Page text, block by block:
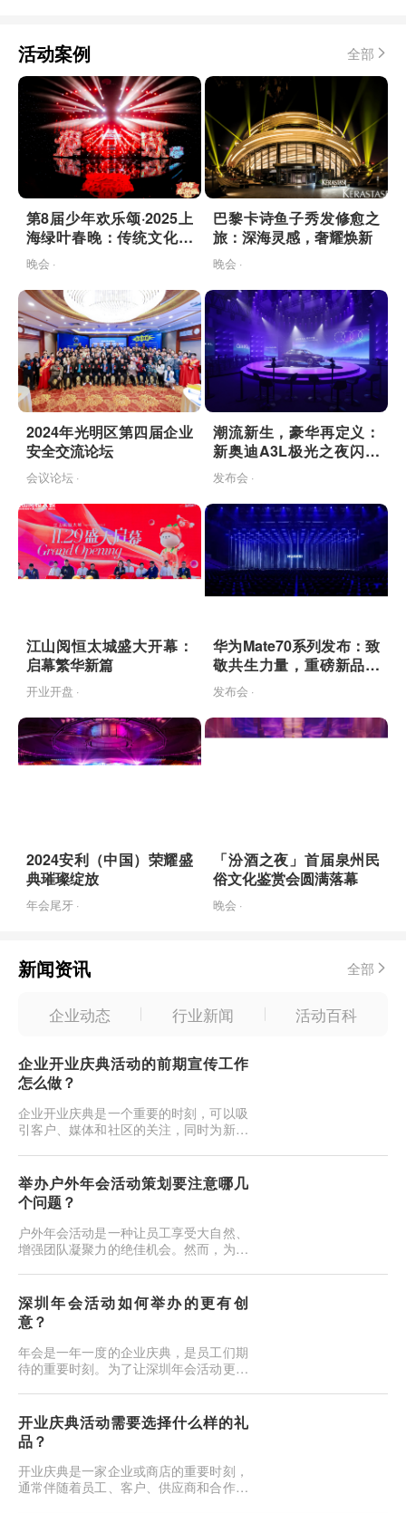
活动案例 全部
第8届少年欢乐颂·2025上
海绿叶春晚：传统文化与
AI科技的
晚会 ·
巴黎卡诗鱼子秀发修愈之
旅：深海灵感，奢耀焕新
晚会 ·
2024年光明区第四届企业
安全交流论坛
会议论坛 ·
潮流新生，豪华再定义：
新奥迪A3L极光之夜闪耀
登场
发布会 ·
江山阅恒太城盛大开幕：
启幕繁华新篇
开业开盘 ·
华为Mate70系列发布：致
敬共生力量，重磅新品引
领智慧生态
发布会 ·
2024安利（中国）荣耀盛
典璀璨绽放
年会尾牙 ·
「汾酒之夜」首届泉州民
俗文化鉴赏会圆满落幕
晚会 ·
新闻资讯 全部
企业动态 行业新闻 活动百科
企业开业庆典活动的前期宣传工作
怎么做？
企业开业庆典是一个重要的时刻，可以吸
引客户、媒体和社区的关注，同时为新业
前，前期宣传工作至关重要，以确保活动
的成功。以下是一些建议，帮助您有效地
进行前期宣传工作：制定宣传计划：在庆
典活动前足够早的时间里，制定宣传计
划，明确宣传的目标、受众和渠道。确定
您的核心信息和关键信息，以便一致地
传...
举办户外年会活动策划要注意哪几
个问题？
户外年会活动是一种让员工享受大自然、
增强团队凝聚力的绝佳机会。然而，为了
问题。以下是举办户外年会活动策划时需
要考虑的几个问题：天气和季节：首要问
题是选择举办年会的季节和考虑天气因
素。确保活动日期与气象预报相符，避免
极端天气条件。如果在寒冷季节，提供保
暖设备，如毛毯或火炉。适宜的地点：...
深圳年会活动如何举办的更有创
意？
年会是一年一度的企业庆典，是员工们期
待的重要时刻。为了让深圳年会活动更加
议：主题创意：选择一个富有创意和个性
化的主题，如太空探险、时间穿越、电影
经典等，以为年会活动赋予特殊的氛围。
主题可以贯穿整个活动，包括装饰、节目
和互动环节。交互式节目：设计有趣的节
目，包括互动游戏、竞赛、抽奖和表...
开业庆典活动需要选择什么样的礼
品？
开业庆典是一家企业或商店的重要时刻，
通常伴随着员工、客户、供应商和合作伙